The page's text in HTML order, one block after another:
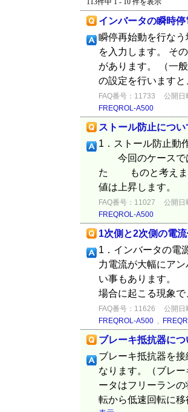
113件中 1 - 10 件を表示
インバータの瞬時
瞬停再始動を行な
を入力します。 そ
があります。 （一
の設定を行います
FAQ番号：11733
公開日
FREQROL-A500
ストール防止につい
1．ストール防止動
今回のケースでは
た ものと考えます
値は上昇します。
FAQ番号：11027
公開日
FREQROL-A500
1次側と2次側の電
1．インバータの
力電流が大幅にア
い事もあります。
場合に起こる現象
FAQ番号：11626
公開日
FREQROL-A500 ,
ブレーキ抵抗器につ
ブレーキ抵抗器を
なります。（ブレ
ータはフリーラン
転から低速回転に